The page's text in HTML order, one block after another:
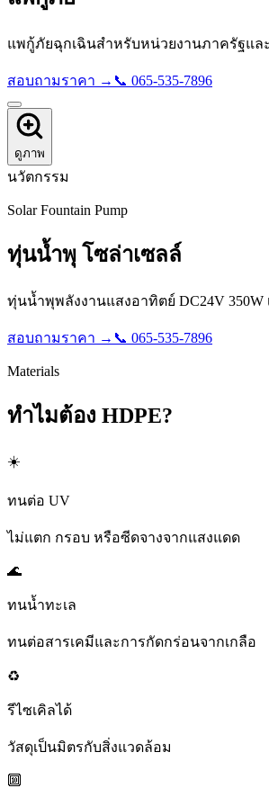
แพกู้ภัยฉุกเฉินสำหรับหน่วยงานภาครัฐแล
สอบถามราคา → 📞 065-535-7896
ดูภาพ
นวัตกรรม
Solar Fountain Pump
ทุ่นน้ำพุ โซล่าเซลล์
ทุ่นน้ำพุพลังงานแสงอาทิตย์ DC24V
สอบถามราคา → 📞 065-535-7896
Materials
ทำไมต้อง HDPE?
☀️
ทนต่อ UV
ไม่แตก กรอบ หรือซีดจางจากแสงแดด
🌊
ทนน้ำทะเล
ทนต่อสารเคมีและการกัดกร่อนจากเกลือ
♻️
รีไซเคิลได้
วัสดุเป็นมิตรกับสิ่งแวดล้อม
🔟